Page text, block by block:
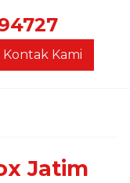
Kontak Kami
Jatim